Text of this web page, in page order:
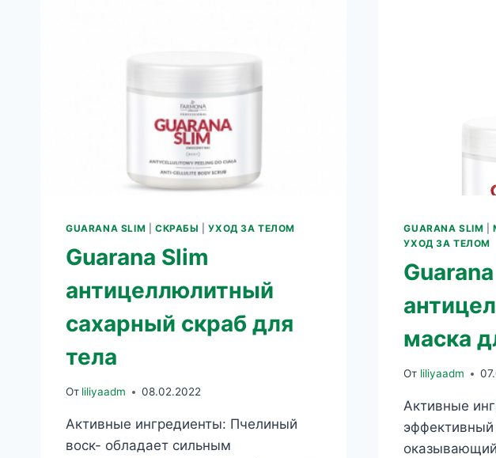
GUARANA SLIM СКРАБЫ |УХОД ЗА ТЕЛОМ
Guarana Slim
антицеллюлитный
сахарный скраб для
тела
От liliyaadm 08.02.2022
Активные ингредиенты: Пчелиный
воск- обладает сильным
GUARANA SLIM |
УХОД ЗА ТЕЛОМ
маска
От liliyaadm
Активные
эффективный